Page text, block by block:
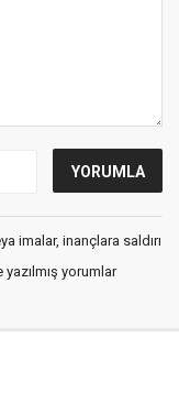
imalar, inançlara saldırı
yorumlar